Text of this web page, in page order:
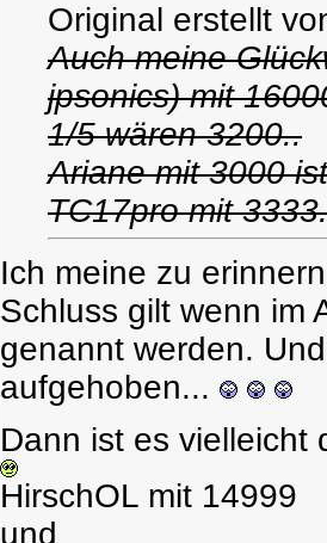
Original erstellt
Auch meine
jpsonics) mit
1/5 wären 3200..
Ariane mit 3000
TC17pro mit
Ich meine zu
Schluss gilt wenn im
genannt werden.
aufgehoben...
Dann ist es
HirschOL mit 14999
und